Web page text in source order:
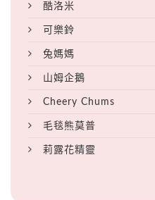
酷洛米
可樂鈴
兔媽媽
山姆企鵝
Cheery Chums
毛毯熊莫普
莉露花精靈